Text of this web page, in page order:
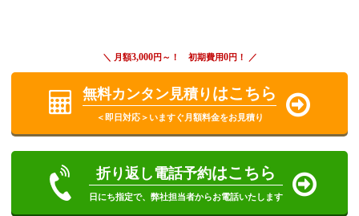
＼ 月額3,000円～！ 初期費用0円！ ／
無料カンタン見積り はこちら
＜即日対応＞いますぐ月額料金をお見積り
折り返し電話予約はこちら
日にち指定で、弊社担当者からお電話いたします